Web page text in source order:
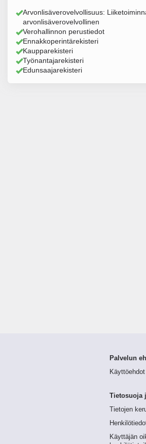
Arvonlisäverovelvollisuus:
arvonlisäverovelvollinen
Verohallinnon perustiedot
Ennakkoperintärekisteri
Kaupparekisteri
Työnantajarekisteri
Edunsaajarekisteri
Palvelun
Käyttöehdot
Tietosuoja
Tietojen
Käyttäjän